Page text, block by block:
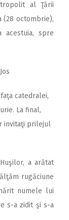
al Ţării
(28 octombrie),
acestuia, spre
catedralei,
La final,
invitaţi prilejul
a arătat
rugăciune
numele lui
s-a zidit şi s-a